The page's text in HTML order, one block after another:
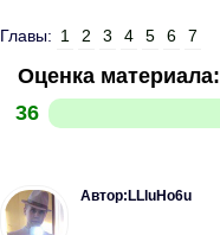
Главы: 1 2 3 4 5 6 7
Оценка материала:
36
Автор:LLluHo6u